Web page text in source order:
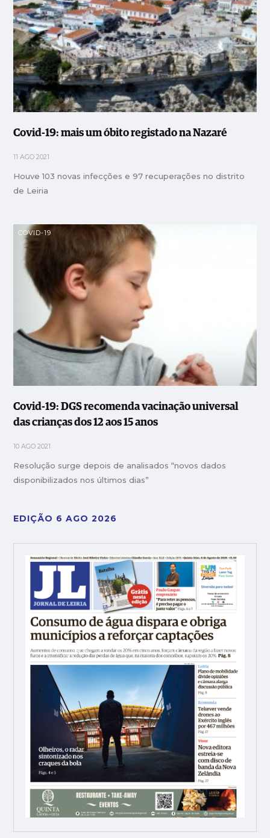
Covid-19: mais um óbito registado na Nazaré
11 AGO 2021
Houve 103 novas infecções e 97 recuperações no distrito
de Leiria
COVID-19
Covid-19: DGS recomenda vacinação universal
das crianças dos 12 aos 15 anos
10 AGO 2021
Resolução surge depois de analisados “novos dados
disponibilizados nos últimos dias”
EDIÇÃO 6 AGO 2026